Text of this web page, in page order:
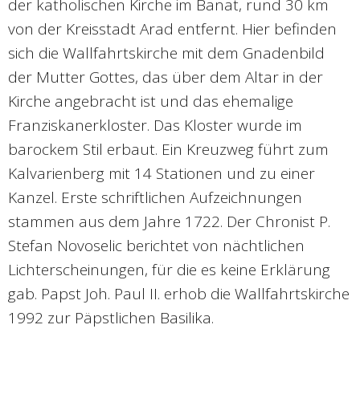
der katholischen Kirche im Banat, rund 30 km
von der Kreisstadt Arad entfernt. Hier befinden
sich die Wallfahrtskirche mit dem Gnadenbild
der Mutter Gottes, das über dem Altar in der
Kirche angebracht ist und das ehemalige
Franziskanerkloster. Das Kloster wurde im
barockem Stil erbaut. Ein Kreuzweg führt zum
Kalvarienberg mit 14 Stationen und zu einer
Kanzel. Erste schriftlichen Aufzeichnungen
stammen aus dem Jahre 1722. Der Chronist P.
Stefan Novoselic berichtet von nächtlichen
Lichterscheinungen, für die es keine Erklärung
gab. Papst Joh. Paul II. erhob die Wallfahrtskirche
1992 zur Päpstlichen Basilika.